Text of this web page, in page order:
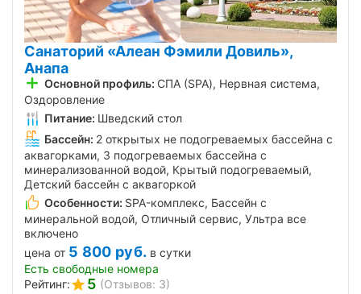
Санаторий «Алеан Фэмили Довиль»,
Анапа
Основной профиль: СПА (SPA), Нервная система,
Оздоровление
Питание: Шведский стол
Бассейн: 2 открытых не подогреваемых бассейна с
аквагорками, 3 подогреваемых бассейна с
минерализованной водой, Крытый подогреваемый,
Детский бассейн с аквагоркой
Особенности: SPA-комплекс, Бассейн с
минеральной водой, Отличный сервис, Ультра все
включено
цена от 5 800 руб. в сутки
Есть свободные номера
Рейтинг:
5 (Отзывов: 3)